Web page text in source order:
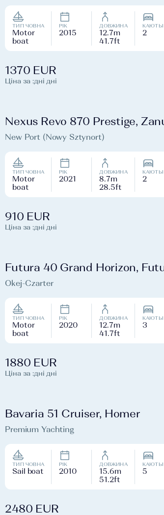
ТИП ЧОВНА
Motor
boat
РІК
2015
ДОВЖИНА
12.7m
41.7ft
КАЮТЫ
2
1370 EUR
Ціна за :дні дні
Nexus Revo 870 Prestige,
New Port (Nowy Sztynort)
ТИП ЧОВНА
Motor
boat
РІК
2021
ДОВЖИНА
8.7m
28.5ft
КАЮТЫ
2
910 EUR
Ціна за :дні дні
Futura 40 Grand Horizon,
Okej-Czarter
ТИП ЧОВНА
Motor
boat
РІК
2020
ДОВЖИНА
12.7m
41.7ft
КАЮТЫ
3
1880 EUR
Ціна за :дні дні
Bavaria 51 Cruiser, Homer
Premium Yachting
ТИП ЧОВНА
Sail boat
РІК
2010
ДОВЖИНА
15.6m
51.2ft
КАЮТЫ
5
2480 EUR